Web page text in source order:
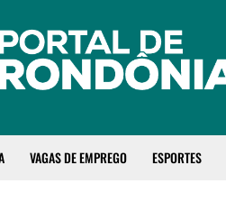
VAGAS DE EMPREGO ESPORTES